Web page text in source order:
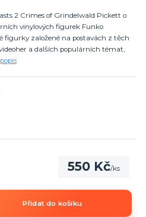
2 Crimes of Grindelwald Pickett o
vinylových figurek Funko
figurky založené na postavách z těch
a dalších populárních témat,
550 Kč/ks
Přidat do košíku